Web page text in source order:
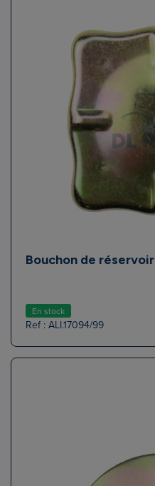
Bouchon de réservoir
En stock
Ref : ALI.17094/99